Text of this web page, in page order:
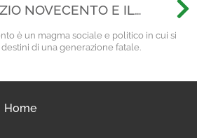
NOVECENTO E IL
è un magma sociale e politico in cui si
di una generazione fatale.
Home